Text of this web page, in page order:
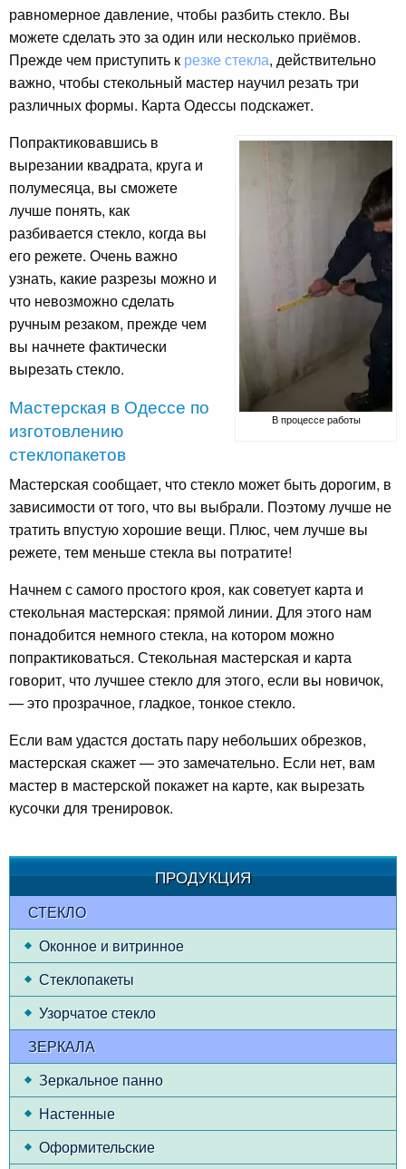
равномерное давление, чтобы разбить стекло. Вы
можете сделать это за один или несколько приёмов.
Прежде чем приступить к резке стекла, действительно
важно, чтобы стекольный мастер научил резать три
различных формы. Карта Одессы подскажет.
В процессе работы
Попрактиковавшись в
вырезании квадрата, круга и
полумесяца, вы сможете
лучше понять, как
разбивается стекло, когда вы
его режете. Очень важно
узнать, какие разрезы можно и
что невозможно сделать
ручным резаком, прежде чем
вы начнете фактически
вырезать стекло.
Мастерская в Одессе по
изготовлению
стеклопакетов
Мастерская сообщает, что стекло может быть дорогим, в
зависимости от того, что вы выбрали. Поэтому лучше не
тратить впустую хорошие вещи. Плюс, чем лучше вы
режете, тем меньше стекла вы потратите!
Начнем с самого простого кроя, как советует карта и
стекольная мастерская: прямой линии. Для этого нам
понадобится немного стекла, на котором можно
попрактиковаться. Стекольная мастерская и карта
говорит, что лучшее стекло для этого, если вы новичок,
— это прозрачное, гладкое, тонкое стекло.
Если вам удастся достать пару небольших обрезков,
мастерская скажет — это замечательно. Если нет, вам
мастер в мастерской покажет на карте, как вырезать
кусочки для тренировок.
ПРОДУКЦИЯ
СТЕКЛО
Оконное и витринное
Стеклопакеты
Узорчатое стекло
ЗЕРКАЛА
Зеркальное панно
Настенные
Оформительские